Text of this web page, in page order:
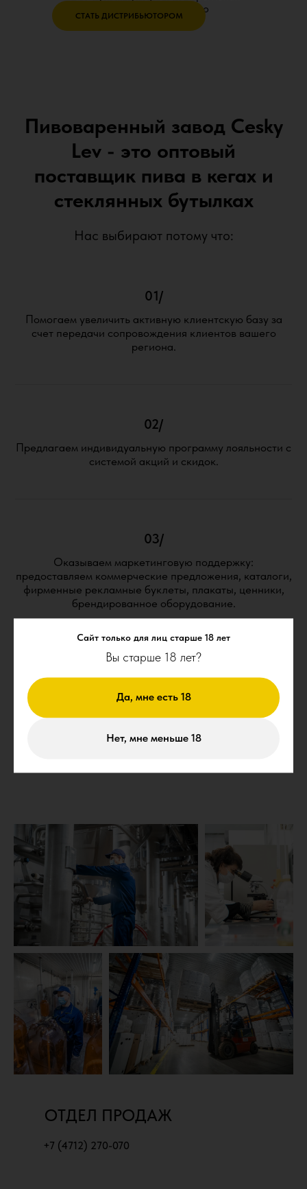
Сайт только для лиц старше 18 лет
Вы старше 18 лет?
Да, мне есть 18
Нет, мне меньше 18
России и открыты для нового
сотрудничества.
СТАТЬ ДИСТРИБЬЮТОРОМ
Пивоваренный завод Cesky
Lev - это оптовый
поставщик пива в кегах и
стеклянных бутылках
Нас выбирают потому что:
01/
Помогаем увеличить активную клиентскую базу за
счет передачи сопровождения клиентов вашего
региона.
02/
Предлагаем индивидуальную программу лояльности с
системой акций и скидок.
03/
Оказываем маркетинговую поддержку:
предоставляем коммерческие предложения, каталоги,
фирменные рекламные буклеты, плакаты, ценники,
брендированное оборудование.
04/
Предоставляем минимальные и своевременные сроки
отгрузки.
ОТДЕЛ ПРОДАЖ
+7 (4712) 270-070